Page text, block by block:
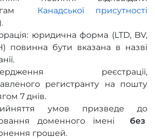
Канадської присутності
юридична форма (LTD, BV,
повинна бути вказана в назві
реєстрації,
регистранту на пошту
7 днів.
умов призведе до
доменного імені без
грошей.